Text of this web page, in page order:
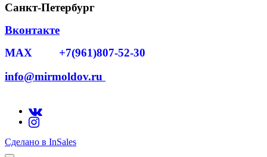
Санкт-Петербург
Вконтакте
MAX +7(961)807-52-30
info@mirmoldov.ru
Сделано в InSales